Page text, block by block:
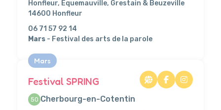
Honfleur, Equemauville, Grestain & Beuzeville
14600 Honfleur
06 71 57 92 14
Mars - Festival des arts de la parole
Mars
Festival SPRING
50 Cherbourg-en-Cotentin